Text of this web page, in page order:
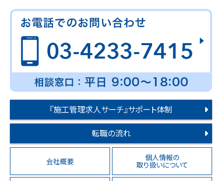
『施工管理求人サーチ』サポート体制
転職の流れ
会社概要 個人情報の
取り扱いについて